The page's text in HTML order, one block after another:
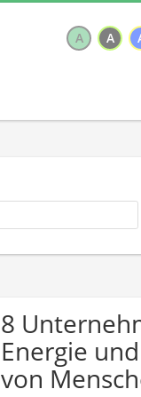
A A
8
Energie
von